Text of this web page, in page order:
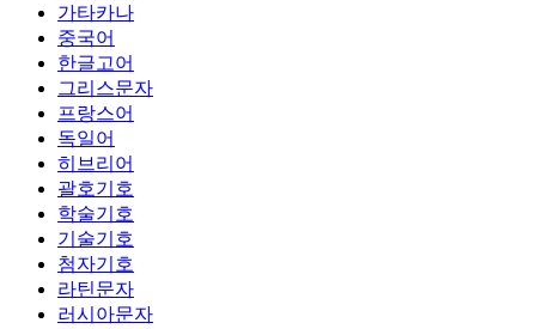
가타카나
중국어
한글고어
그리스문자
프랑스어
독일어
히브리어
괄호기호
학술기호
기술기호
첨자기호
라틴문자
러시아문자